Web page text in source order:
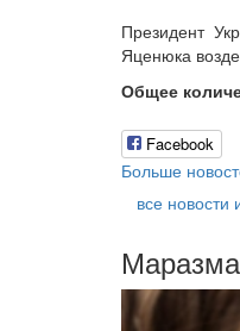
Президент
Яценюка
Общее
Facebook
Больше
все новости